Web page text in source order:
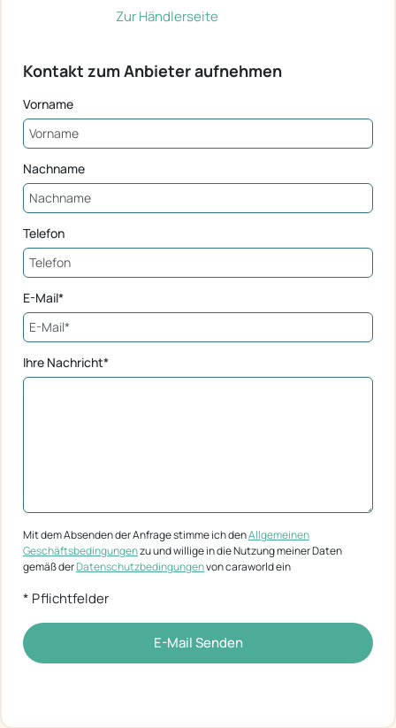
Zur Händlerseite
Kontakt zum Anbieter aufnehmen
Vorname
Nachname
Telefon
E-Mail*
Ihre Nachricht*
Mit dem Absenden der Anfrage stimme ich denAllgemeinen
Geschäftsbedingungenzu und willige in die Nutzung meiner Daten
gemäß derDatenschutzbedingungenvon caraworld ein
* Pflichtfelder
E-Mail Senden